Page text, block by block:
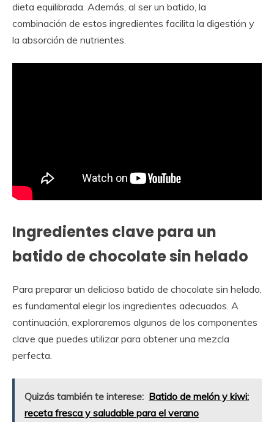
dieta equilibrada. Además, al ser un batido, la
combinación de estos ingredientes facilita la digestión y
la absorción de nutrientes.
Ingredientes clave para un
batido de chocolate sin helado
Para preparar un delicioso batido de chocolate sin helado,
es fundamental elegir los ingredientes adecuados. A
continuación, exploraremos algunos de los componentes
clave que puedes utilizar para obtener una mezcla
perfecta.
Quizás también te interese: Batido de melón y kiwi:
receta fresca y saludable para el verano